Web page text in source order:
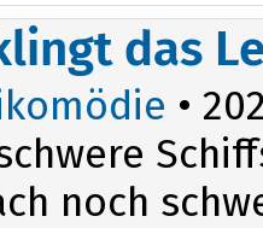
das
•
noch